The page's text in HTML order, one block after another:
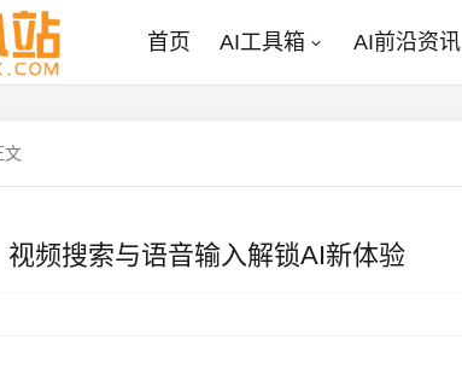
首页 AI工具箱 AI前沿资讯
文
频搜索与语音输入解锁AI新体验